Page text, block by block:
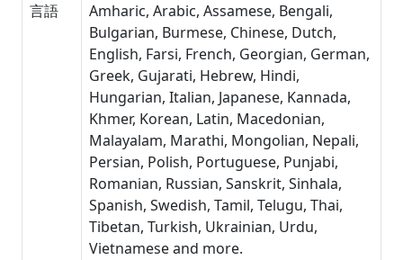
言語
Amharic, Arabic, Assamese, Bengali,
Bulgarian, Burmese, Chinese, Dutch,
English, Farsi, French, Georgian, German,
Greek, Gujarati, Hebrew, Hindi,
Hungarian, Italian, Japanese, Kannada,
Khmer, Korean, Latin, Macedonian,
Malayalam, Marathi, Mongolian, Nepali,
Persian, Polish, Portuguese, Punjabi,
Romanian, Russian, Sanskrit, Sinhala,
Spanish, Swedish, Tamil, Telugu, Thai,
Tibetan, Turkish, Ukrainian, Urdu,
Vietnamese and more.